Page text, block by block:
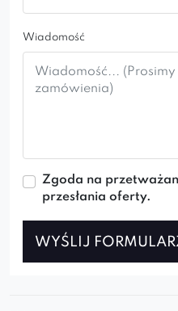
Wiadomość
Zgoda na
przesłania oferty.
WYŚLIJ